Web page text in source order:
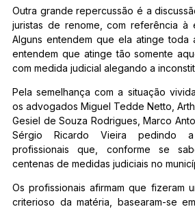
Outra grande repercussão é a
juristas de renome, com referência à
Alguns entendem que ela atinge toda
entendem que atinge tão somente
com medida judicial alegando a
Pela semelhança com a situação
os advogados Miguel Tedde Netto,
Gesiel de Souza Rodrigues, Marco
Sérgio Ricardo Vieira pedindo
profissionais que, conforme se
centenas de medidas judiciais no
Os profissionais afirmam que fizeram
criterioso da matéria, basearam-se